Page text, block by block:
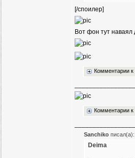
[/споилер]
Вот фон тут наваял
Комментарии к
Комментарии к
Sanchikoписал(а):
Deima